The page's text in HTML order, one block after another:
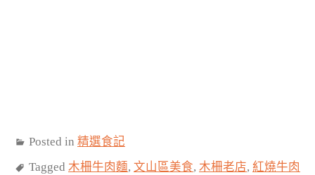
Posted in 精選食記
Tagged 木柵牛肉麵, 文山區美食, 木柵老店, 紅燒牛肉